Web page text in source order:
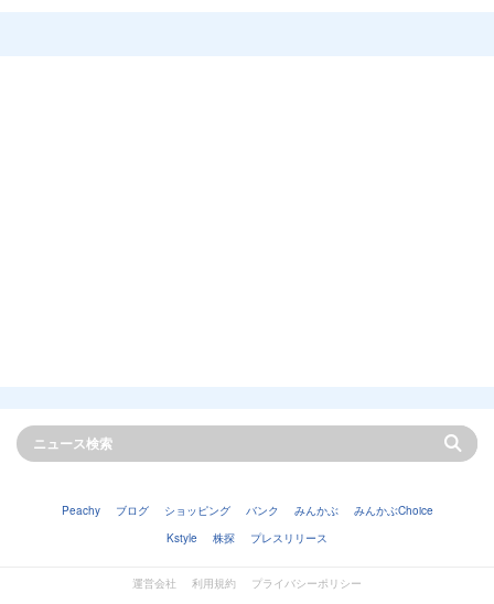
Peachy ブログ ショッピング バンク みんかぶ
みんかぶChoice
Kstyle
株探 プレスリリース
運営会社 利用規約
プライバシーポリシー